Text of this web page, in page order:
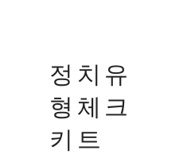
정치유
형체크
키트